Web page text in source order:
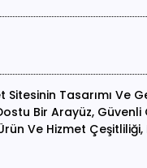
Sitesinin Tasarımı
Bir Arayüz,
Ve Hizmet